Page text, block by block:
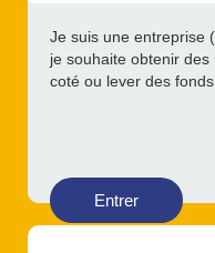
Je suis une entreprise
je souhaite obtenir
coté ou lever des
Entrer